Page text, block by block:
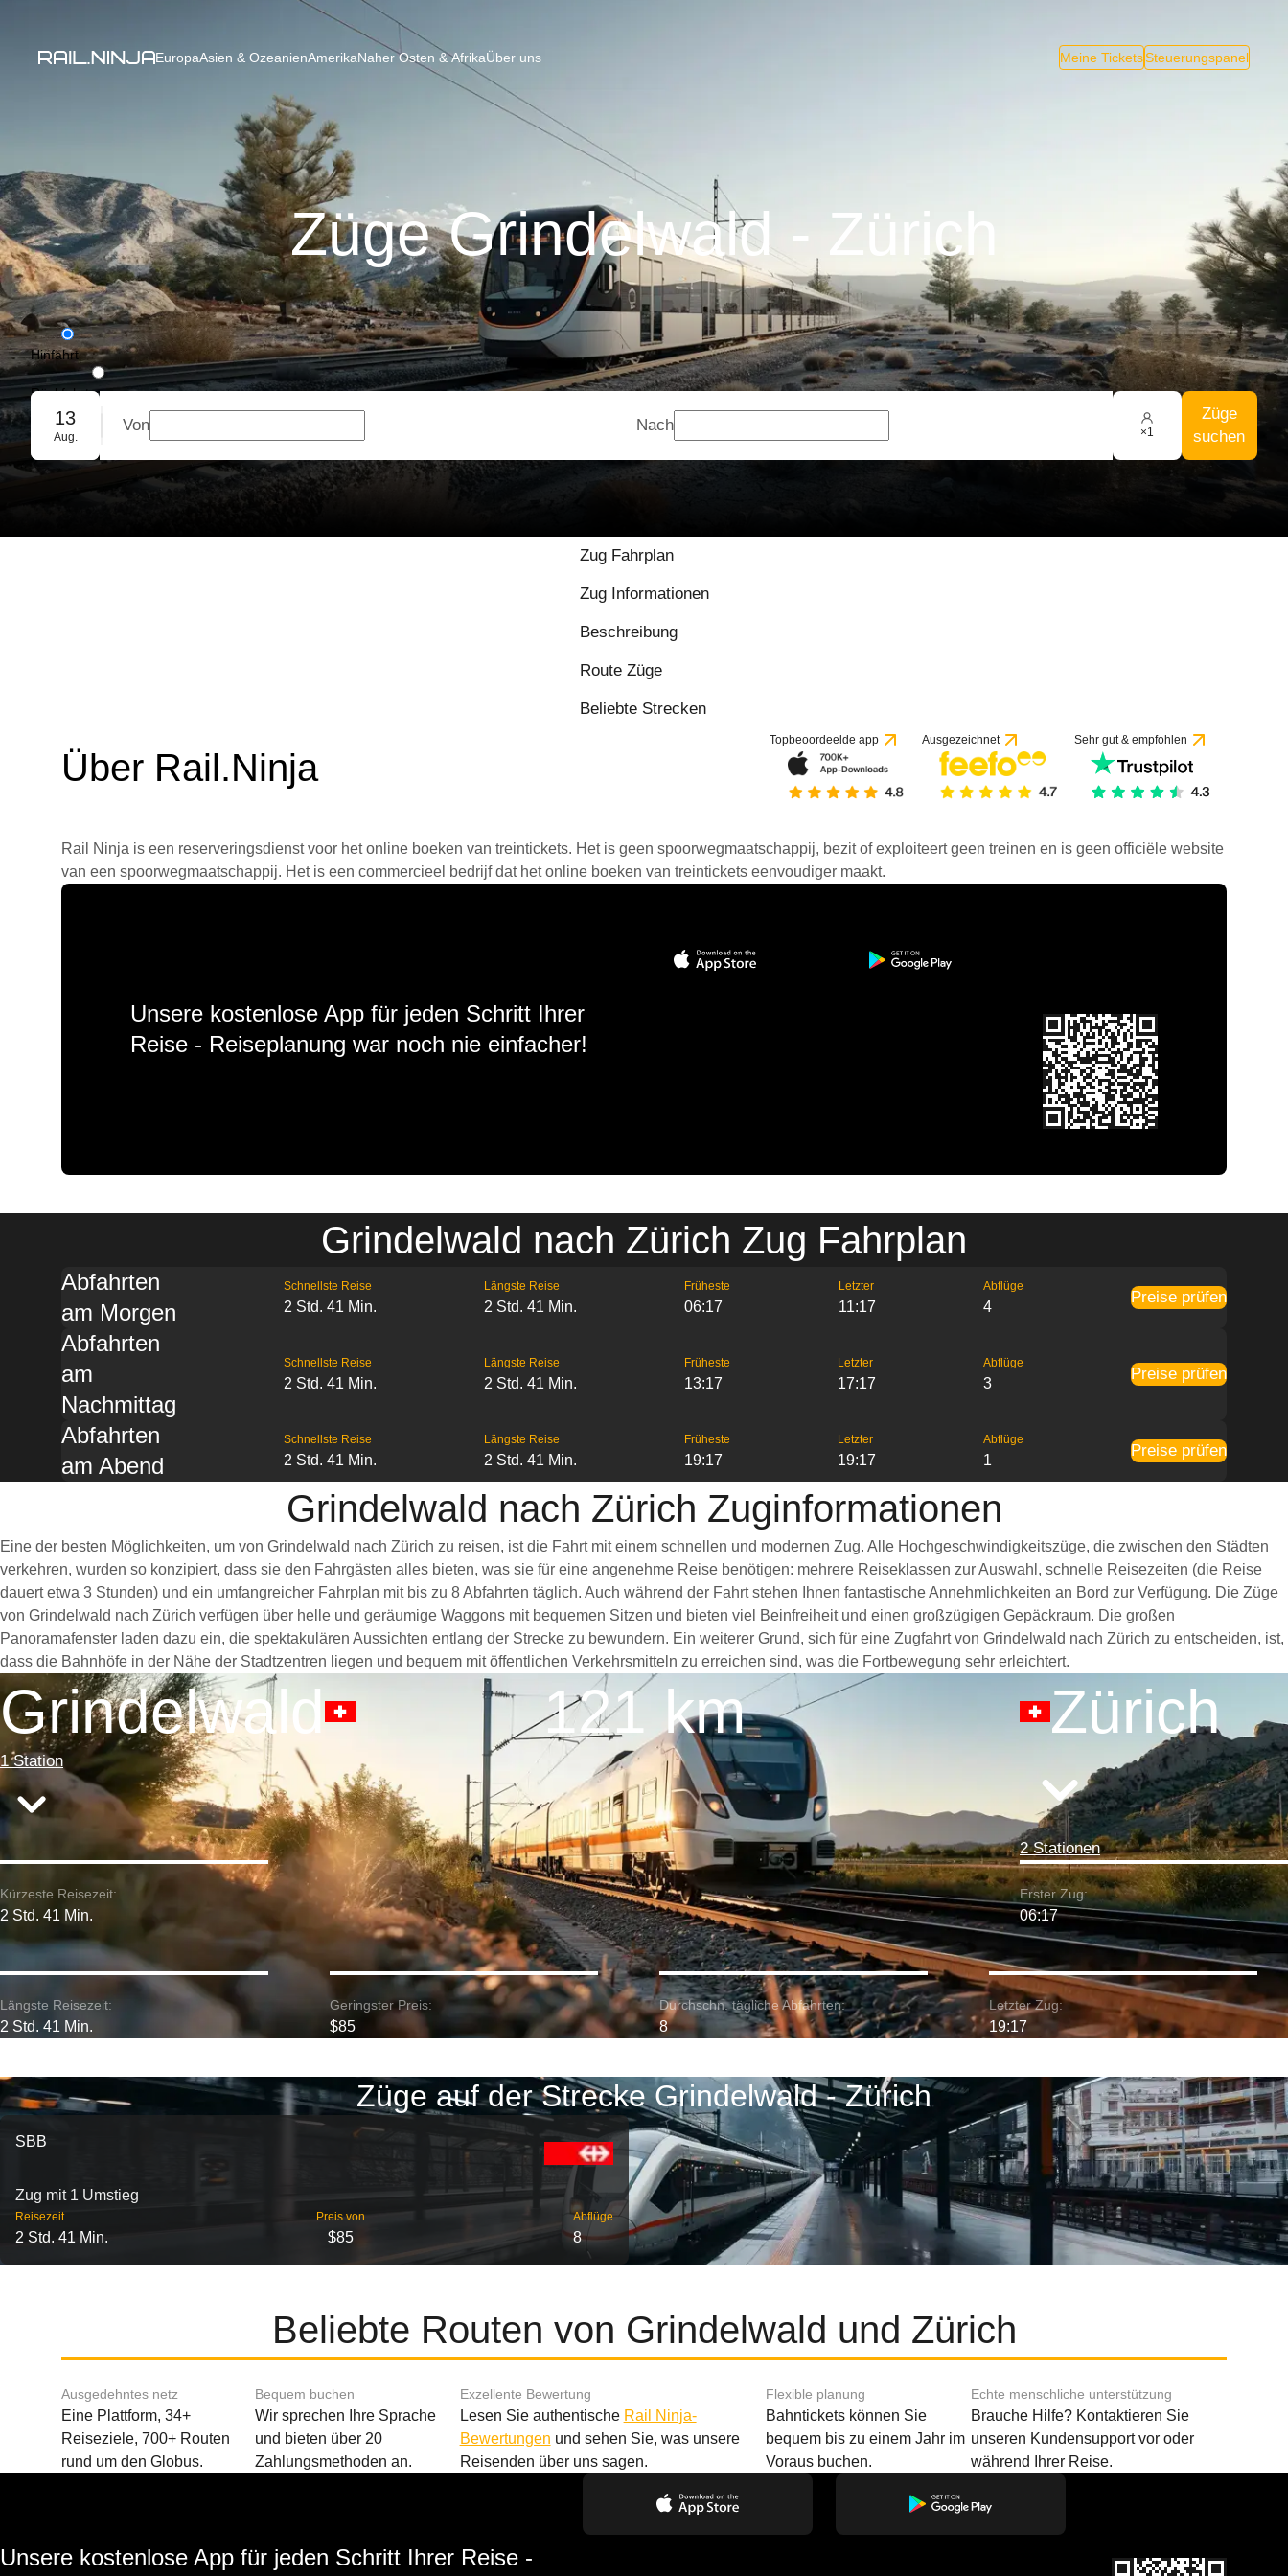
EuropaAsien & OzeanienAmerikaNaher Osten & AfrikaÜber uns Meine TicketsSteuerungspanel
Züge Grindelwald - Zürich
Hinfahrt
Rückfahrt
Gruppenbuchung
13
Aug.
Von Nach ×1
Züge
suchen
Zug Fahrplan
Zug Informationen
Beschreibung
Route Züge
Beliebte Strecken
Über Rail.Ninja
Topbeoordeelde app Ausgezeichnet Sehr gut & empfohlen
Rail Ninja is een reserveringsdienst voor het online boeken van treintickets. Het is geen spoorwegmaatschappij, bezit of exploiteert geen treinen en is geen officiële website
van een spoorwegmaatschappij. Het is een commercieel bedrijf dat het online boeken van treintickets eenvoudiger maakt.
Unsere kostenlose App für jeden Schritt Ihrer
Reise - Reiseplanung war noch nie einfacher!
Grindelwald nach Zürich Zug Fahrplan
Abfahrten
am Morgen
Schnellste Reise
2 Std. 41 Min.
Längste Reise
2 Std. 41 Min.
Früheste
06:17
Letzter
11:17
Abflüge
4
Preise prüfen
Abfahrten
am
Nachmittag
Schnellste Reise
2 Std. 41 Min.
Längste Reise
2 Std. 41 Min.
Früheste
13:17
Letzter
17:17
Abflüge
3
Preise prüfen
Abfahrten
am Abend
Schnellste Reise
2 Std. 41 Min.
Längste Reise
2 Std. 41 Min.
Früheste
19:17
Letzter
19:17
Abflüge
1
Preise prüfen
Grindelwald nach Zürich Zuginformationen
Eine der besten Möglichkeiten, um von Grindelwald nach Zürich zu reisen, ist die Fahrt mit einem schnellen und modernen Zug. Alle Hochgeschwindigkeitszüge, die zwischen den Städten
verkehren, wurden so konzipiert, dass sie den Fahrgästen alles bieten, was sie für eine angenehme Reise benötigen: mehrere Reiseklassen zur Auswahl, schnelle Reisezeiten (die Reise
dauert etwa 3 Stunden) und ein umfangreicher Fahrplan mit bis zu 8 Abfahrten täglich. Auch während der Fahrt stehen Ihnen fantastische Annehmlichkeiten an Bord zur Verfügung. Die Züge
von Grindelwald nach Zürich verfügen über helle und geräumige Waggons mit bequemen Sitzen und bieten viel Beinfreiheit und einen großzügigen Gepäckraum. Die großen
Panoramafenster laden dazu ein, die spektakulären Aussichten entlang der Strecke zu bewundern. Ein weiterer Grund, sich für eine Zugfahrt von Grindelwald nach Zürich zu entscheiden, ist,
dass die Bahnhöfe in der Nähe der Stadtzentren liegen und bequem mit öffentlichen Verkehrsmitteln zu erreichen sind, was die Fortbewegung sehr erleichtert.
Grindelwald
1 Station
121 km Zürich
2 Stationen
Kürzeste Reisezeit:
2 Std. 41 Min.
Erster Zug:
06:17
Längste Reisezeit:
2 Std. 41 Min.
Geringster Preis:
$85
Durchschn. tägliche Abfahrten:
8
Letzter Zug:
19:17
Züge auf der Strecke Grindelwald - Zürich
SBB
Zug mit 1 Umstieg
Reisezeit
2 Std. 41 Min.
Preis von
$85
Abflüge
8
Beliebte Routen von Grindelwald und Zürich
Ausgedehntes netz
Eine Plattform, 34+
Reiseziele, 700+ Routen
rund um den Globus.
Bequem buchen
Wir sprechen Ihre Sprache
und bieten über 20
Zahlungsmethoden an.
Exzellente Bewertung
Lesen Sie authentische Rail Ninja-
Bewertungen und sehen Sie, was unsere
Reisenden über uns sagen.
Flexible planung
Bahntickets können Sie
bequem bis zu einem Jahr im
Voraus buchen.
Echte menschliche unterstützung
Brauche Hilfe? Kontaktieren Sie
unseren Kundensupport vor oder
während Ihrer Reise.
Unsere kostenlose App für jeden Schritt Ihrer Reise -